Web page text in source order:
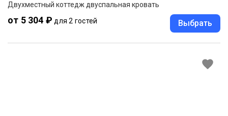
Двухместный коттедж двуспальная кровать
от 5 304 ₽ для 2 гостей Выбрать